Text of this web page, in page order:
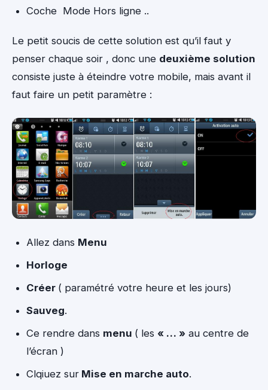
Coche Mode Hors ligne ..
Le petit soucis de cette solution est qu’il faut y
penser chaque soir , donc une deuxième solution
consiste juste à éteindre votre mobile, mais avant il
faut faire un petit paramètre :
Allez dans Menu
Horloge
Créer ( paramétré votre heure et les jours)
Sauveg.
Ce rendre dans menu ( les « … » au centre de
l’écran )
Clqiuez sur Mise en marche auto.